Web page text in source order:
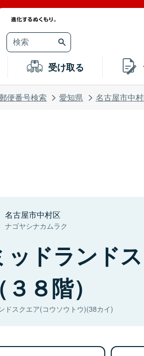
受け取る
便番号検索 愛知県 名古屋市中
名古屋市中村区
ナゴヤシナカムラク
ッドランド
８階）
ドスクエア(コウソウトウ)(38カイ)